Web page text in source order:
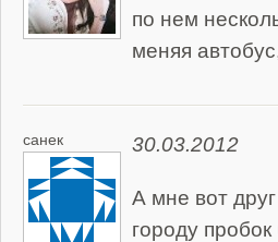
по нем
меняя
санек 30.03.2012
А мне вот
городу